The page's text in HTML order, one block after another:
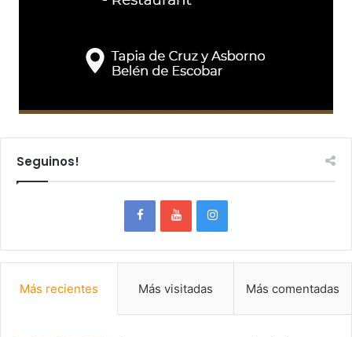
Seguinos!
Más recientes Más visitadas Más comentadas